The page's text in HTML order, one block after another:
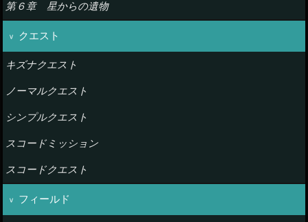
第６章 星からの遺物
クエスト
キズナクエスト
ノーマルクエスト
シンプルクエスト
スコードミッション
スコードクエスト
フィールド